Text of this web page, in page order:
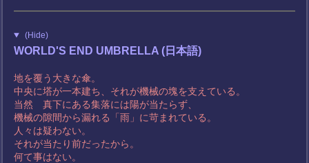
(Hide)
WORLD'S END UMBRELLA (日本語)
地を覆う大きな傘。
中央に塔が一本建ち、それが機械の塊を支えている。
当然 真下にある集落には陽が当たらず、
機械の隙間から漏れる「雨」に苛まれている。
人々は疑わない。
それが当たり前だったから。
何て事はない。